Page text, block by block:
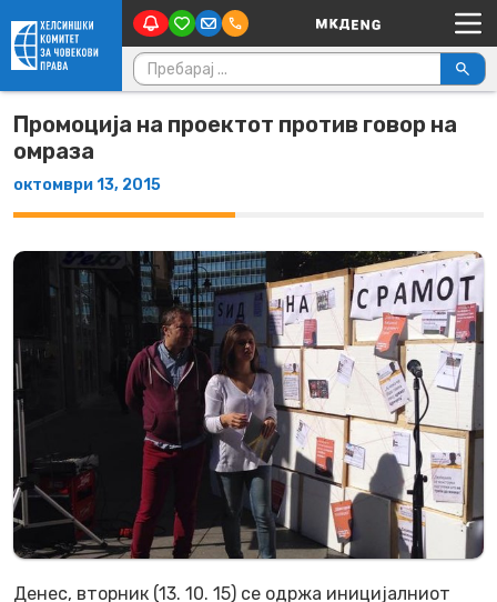
Skip to content Main Navigation
Пребарувај за:
Промоција на проектот против говор на
омраза
октомври 13, 2015
Денес, вторник (13. 10. 15) се одржа иницијалниот